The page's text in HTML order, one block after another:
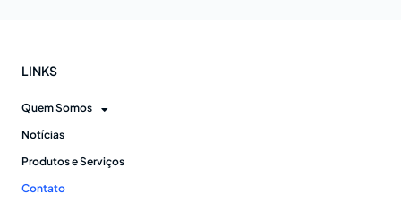
LINKS
Quem Somos
Notícias
Produtos e Serviços
Contato